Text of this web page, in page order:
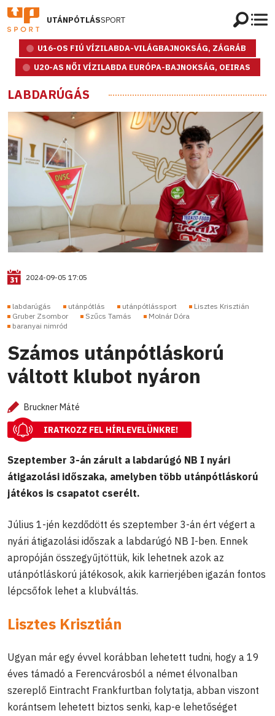
UTÁNPÓTLÁSSPORT
U16-OS FIÚ VÍZILABDA-VILÁGBAJNOKSÁG, ZÁGRÁB
U20-AS NŐI VÍZILABDA EURÓPA-BAJNOKSÁG, OEIRAS
LABDARÚGÁS
2024-09-05 17:05
labdarúgás utánpótlás utánpótlássport
Lisztes Krisztián
Gruber Zsombor
Szűcs Tamás
Molnár Dóra
baranyai nimród
Számos utánpótláskorú
váltott klubot nyáron
Bruckner Máté
IRATKOZZ FEL HÍRLEVELÜNKRE!
Szeptember 3-án zárult a labdarúgó NB I nyári
átigazolási időszaka, amelyben több utánpótláskorú
játékos is csapatot cserélt.
Július 1-jén kezdődött és szeptember 3-án ért végert a
nyári átigazolási időszak a labdarúgó NB I-ben. Ennek
apropóján összegyűjtöttük, kik lehetnek azok az
utánpótláskorú játékosok, akik karrierjében igazán fontos
lépcsőfok lehet a klubváltás.
Lisztes Krisztián
Ugyan már egy évvel korábban lehetett tudni, hogy a 19
éves támadó a Ferencvárosból a német élvonalban
szereplő Eintracht Frankfurtban folytatja, abban viszont
korántsem lehetett biztos senki, kap-e lehetőséget